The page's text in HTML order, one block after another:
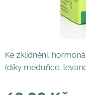
Ke zklidnění,
(díky meduňce,